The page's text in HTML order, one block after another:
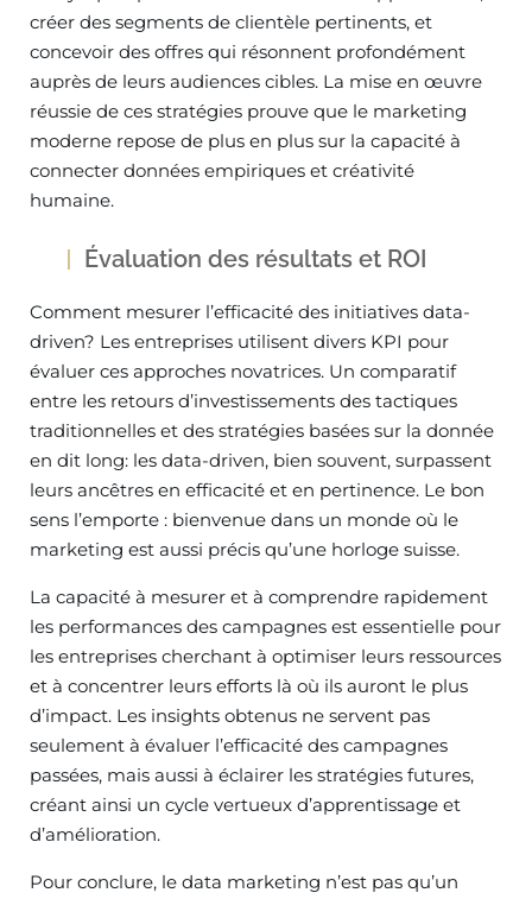
créer des segments de clientèle pertinents, et
concevoir des offres qui résonnent profondément
auprès de leurs audiences cibles. La mise en œuvre
réussie de ces stratégies prouve que le marketing
moderne repose de plus en plus sur la capacité à
connecter données empiriques et créativité
humaine.
Évaluation des résultats et ROI
Comment mesurer l’efficacité des initiatives data-
driven? Les entreprises utilisent divers KPI pour
évaluer ces approches novatrices. Un comparatif
entre les retours d’investissements des tactiques
traditionnelles et des stratégies basées sur la donnée
en dit long: les data-driven, bien souvent, surpassent
leurs ancêtres en efficacité et en pertinence. Le bon
sens l’emporte : bienvenue dans un monde où le
marketing est aussi précis qu’une horloge suisse.
La capacité à mesurer et à comprendre rapidement
les performances des campagnes est essentielle pour
les entreprises cherchant à optimiser leurs ressources
et à concentrer leurs efforts là où ils auront le plus
d’impact. Les insights obtenus ne servent pas
seulement à évaluer l’efficacité des campagnes
passées, mais aussi à éclairer les stratégies futures,
créant ainsi un cycle vertueux d’apprentissage et
d’amélioration.
Pour conclure, le data marketing n’est pas qu’un